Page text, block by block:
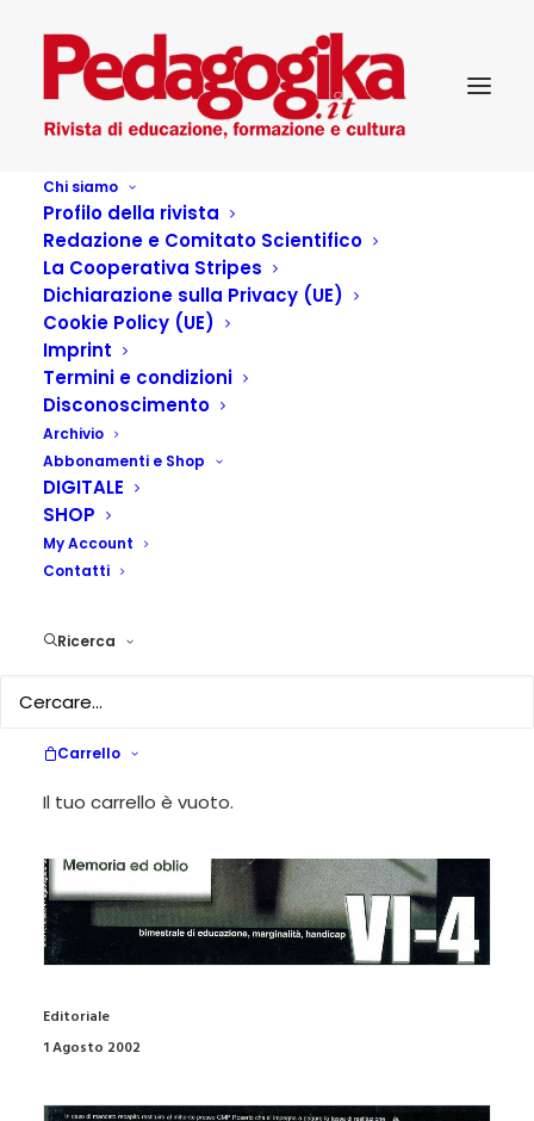
Chi siamo
Profilo della rivista
Redazione e Comitato Scientifico
La Cooperativa Stripes
Dichiarazione sulla Privacy (UE)
Cookie Policy (UE)
Imprint
Termini e condizioni
Disconoscimento
Archivio
Abbonamenti e Shop
DIGITALE
SHOP
My Account
Contatti
Ricerca
Carrello
Il tuo carrello è vuoto.
Pedagogika_VI_4-Servizi e riforma
Home Pedagogika_VI_4-Servizi e riforma
Editoriale
1 Agosto 2002